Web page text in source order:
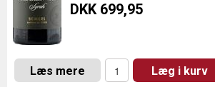
DKK 699,95
Læs mere Læg i kurv